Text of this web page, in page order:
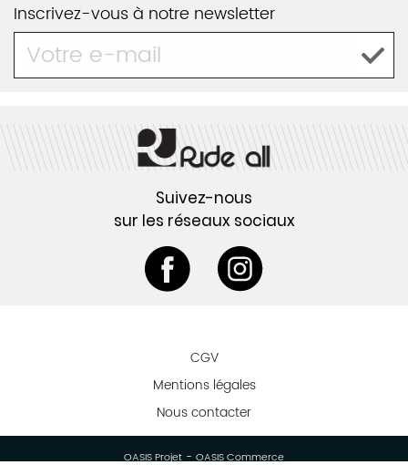
Inscrivez-vous à notre newsletter
Suivez-nous
sur les réseaux sociaux
CGV
Mentions légales
Nous contacter
OASIS Projet-OASIS Commerce